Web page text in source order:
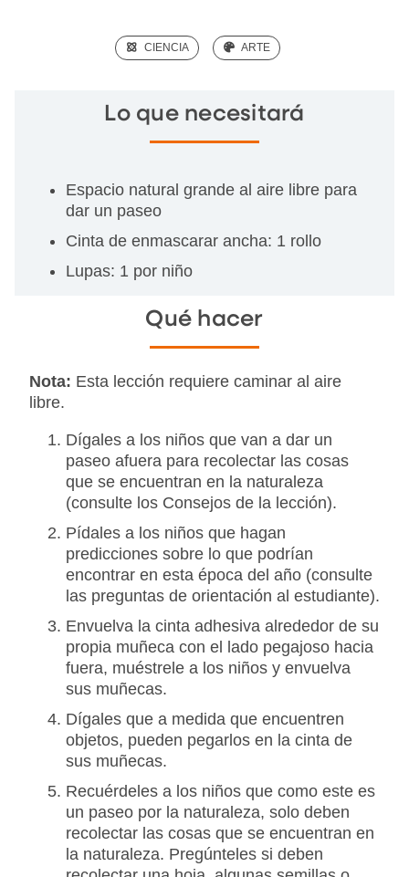
(SCIENCE)
CIENCIA (ART)
ARTE
Lo que necesitará
Espacio natural grande al aire libre para
dar un paseo
Cinta de enmascarar ancha: 1 rollo
Lupas: 1 por niño
Qué hacer
Nota: Esta lección requiere caminar al aire
libre.
Dígales a los niños que van a dar un
paseo afuera para recolectar las cosas
que se encuentran en la naturaleza
(consulte los Consejos de la lección).
Pídales a los niños que hagan
predicciones sobre lo que podrían
encontrar en esta época del año (consulte
las preguntas de orientación al estudiante).
Envuelva la cinta adhesiva alrededor de su
propia muñeca con el lado pegajoso hacia
fuera, muéstrele a los niños y envuelva
sus muñecas.
Dígales que a medida que encuentren
objetos, pueden pegarlos en la cinta de
sus muñecas.
Recuérdeles a los niños que como este es
un paseo por la naturaleza, solo deben
recolectar las cosas que se encuentran en
la naturaleza. Pregúnteles si deben